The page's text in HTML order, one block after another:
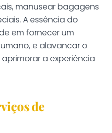
manusear bagagens
A essência do
em fornecer um
e alavancar o
a experiência
de